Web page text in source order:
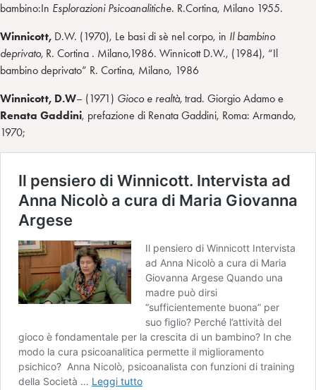
bambino:In Esplorazioni Psicoanalitiche. R.Cortina, Milano 1955.
Winnicott, D.W. (1970), Le basi di sè nel corpo, in Il bambino
deprivato, R. Cortina . Milano,1986. Winnicott D.W., (1984), “Il
bambino deprivato” R. Cortina, Milano, 1986
Winnicott, D.W– (1971) Gioco e realtà, trad. Giorgio Adamo e
Renata Gaddini, prefazione di Renata Gaddini, Roma: Armando,
1970;